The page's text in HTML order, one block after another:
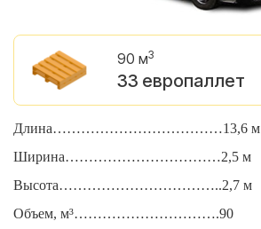
90 м3
33 европаллет
Длина………………………………13,6 м
Ширина……………………………2,5 м
Высота……………………………..2,7 м
Объем, м³………………………….90